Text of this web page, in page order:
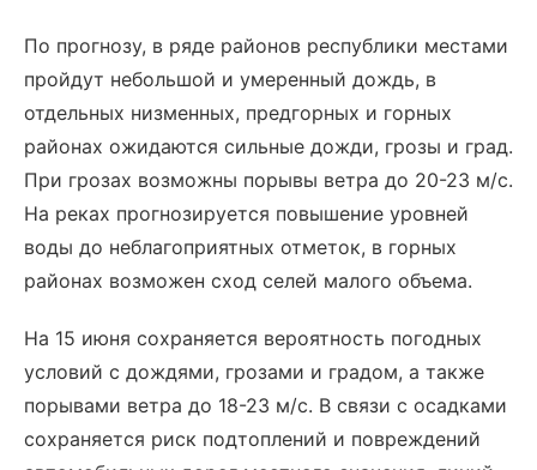
По прогнозу, в ряде районов республики местами
пройдут небольшой и умеренный дождь, в
отдельных низменных, предгорных и горных
районах ожидаются сильные дожди, грозы и град.
При грозах возможны порывы ветра до 20-23 м/с.
На реках прогнозируется повышение уровней
воды до неблагоприятных отметок, в горных
районах возможен сход селей малого объема.
На 15 июня сохраняется вероятность погодных
условий с дождями, грозами и градом, а также
порывами ветра до 18-23 м/с. В связи с осадками
сохраняется риск подтоплений и повреждений